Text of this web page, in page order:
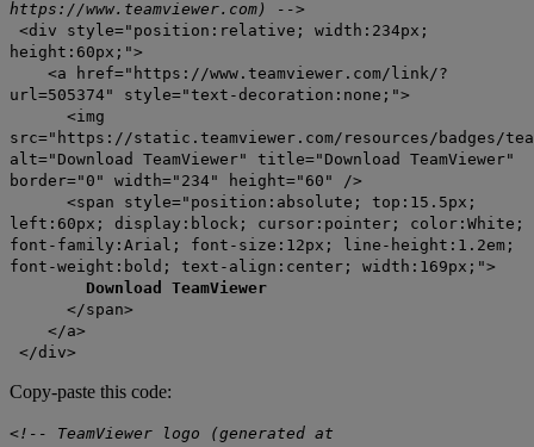
https://www.teamviewer.com) -->
<div style="position:relative; width:234px;
height:60px;">
<a href="https://www.teamviewer.com/link/?
url=505374" style="text-decoration:none;">
<img
src="https://static.teamviewer.com/resources/badges/
alt="Download TeamViewer" title="Download TeamViewer"
border="0" width="234" height="60" />
<span style="position:absolute; top:15.5px;
left:60px; display:block; cursor:pointer; color:White;
font-family:Arial; font-size:12px; line-height:1.2em;
font-weight:bold; text-align:center; width:169px;">
Download TeamViewer
</span>
</a>
</div>
Copy-paste this code:
<!-- TeamViewer logo (generated at